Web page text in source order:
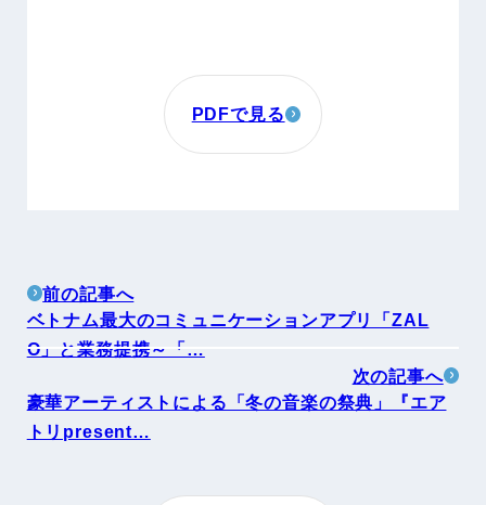
PDFで見る
前の記事へ
ベトナム最大のコミュニケーションアプリ「ZAL
O」と業務提携～「…
次の記事へ
豪華アーティストによる「冬の音楽の祭典」『エア
トリpresent…